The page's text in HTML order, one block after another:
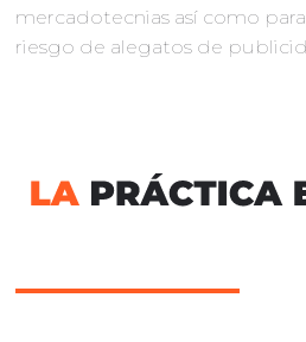
mercadotecnias así como
riesgo de alegatos de